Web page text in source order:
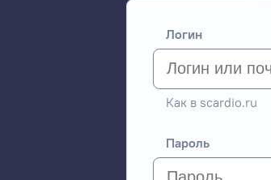
Логин
Как в scardio.ru
Пароль